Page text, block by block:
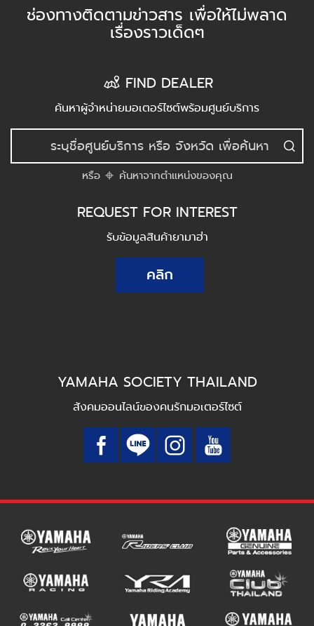
ช่องทางติดตามข่าวสาร เพื่อให้ไม่พลาด
เรื่องราวเด็ดๆ
FIND DEALER
ค้นหาผู้จำหน่ายมอเตอร์ไซต์พร้อมศูนย์บริการ
หรือ ค้นหาจากตำแหน่งของคุณ
REQUEST FOR INTEREST
รับข้อมูลสินค้ายามาฮ่า
คลิก
YAMAHA SOCIETY THAILAND
สังคมออนไลน์ของคนรักมอเตอร์ไซต์